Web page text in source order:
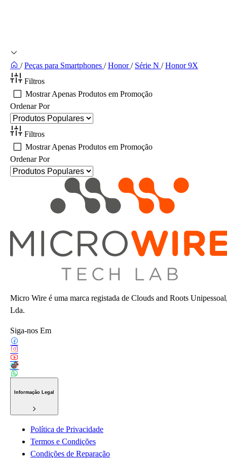
/ Peças para Smartphones / Honor/ Série N / Honor 9X
Filtros
Mostrar Apenas Produtos em Promoção
Ordenar Por
Filtros
Mostrar Apenas Produtos em Promoção
Ordenar Por
Micro Wire é uma marca registada de Clouds and Roots
Lda.
Siga-nos Em
Informação Legal
Política de Privacidade
Termos e Condições
Condições de Reparação